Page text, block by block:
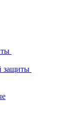
защиты